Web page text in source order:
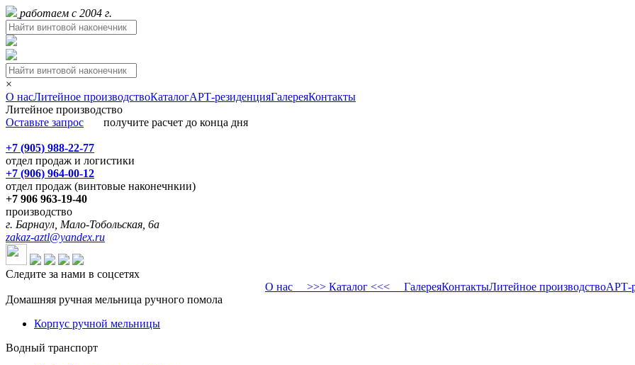
работаем с 2004 г.
×
О насЛитейное производствоКаталогАРТ-резиденцияГалереяКонтакты
Литейное производство
Оставьте запрос получите расчет до конца дня
+7 (905) 988-22-77
отдел продаж и логистики
+7 (906) 964-00-12
отдел продаж (винтовые наконечнкии)
+7 906 963-19-40
производство
г. Барнаул, Мало-Тобольская, 6а
zakaz-aztl@yandex.ru
Следите за нами в соцсетях
О нас >>> Каталог <<< ГалереяКонтактыЛитейное производствоАРТ-
Домашняя ручная мельница ручного помола
Корпус ручной мельницы
Водный транспорт